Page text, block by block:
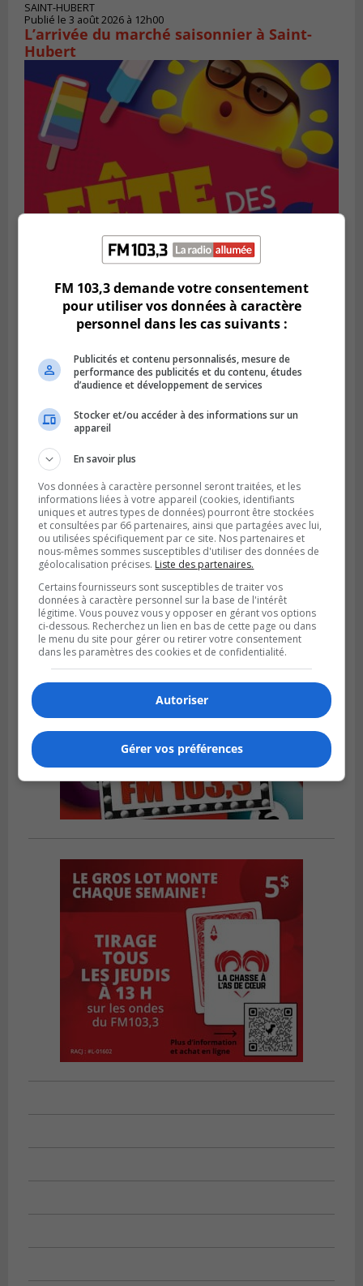
SAINT-HUBERT
Publié le 3 août 2026 à 12h00
L’arrivée du marché saisonnier à Saint-
Hubert
SAINT-BRUNO-DE-MONTARVILLE
Publié le 2 août 2026 à 08h06
La Fête des parcs est de retour à Saint-
Bruno
LA PRAIRIE
Publié le 1 août 2026 à 08h00
La Ville de la Prairie revitalise son
territoire
FM 103,3 demande votre consentement
pour utiliser vos données à caractère
personnel dans les cas suivants :
Publicités et contenu personnalisés, mesure de
performance des publicités et du contenu, études
d’audience et développement de services
Stocker et/ou accéder à des informations sur un
appareil
En savoir plus
Vos données à caractère personnel seront traitées, et les
informations liées à votre appareil (cookies, identifiants
uniques et autres types de données) pourront être stockées
et consultées par 66 partenaires, ainsi que partagées avec lui,
ou utilisées spécifiquement par ce site. Nos partenaires et
nous-mêmes sommes susceptibles d'utiliser des données de
géolocalisation précises. Liste des partenaires.
Certains fournisseurs sont susceptibles de traiter vos
données à caractère personnel sur la base de l'intérêt
légitime. Vous pouvez vous y opposer en gérant vos options
ci-dessous. Recherchez un lien en bas de cette page ou dans
le menu du site pour gérer ou retirer votre consentement
dans les paramètres des cookies et de confidentialité.
Autoriser
Gérer vos préférences